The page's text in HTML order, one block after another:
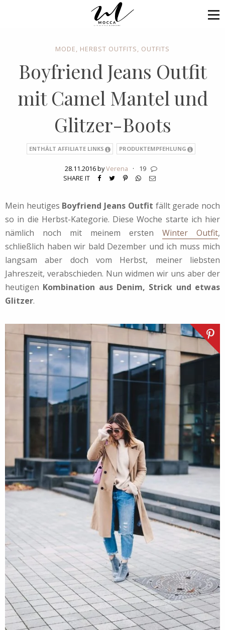
MODE, HERBST OUTFITS, OUTFITS
Boyfriend Jeans Outfit
mit Camel Mantel und
Glitzer-Boots
ENTHÄLT AFFILIATE LINKS PRODUKTEMPFEHLUNG
28.11.2016 byVerena ·
19
SHARE IT
Mein heutiges Boyfriend Jeans Outfit fällt gerade noch
so in die Herbst-Kategorie. Diese Woche starte ich hier
nämlich noch mit meinem ersten Winter Outfit,
schließlich haben wir bald Dezember und ich muss mich
langsam aber doch vom Herbst, meiner liebsten
Jahreszeit, verabschieden. Nun widmen wir uns aber der
heutigen Kombination aus Denim, Strick und etwas
Glitzer.